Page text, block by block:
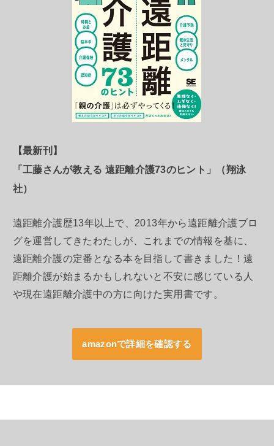
【最新刊】
「工藤さんが教える 遠距離介護73のヒント」（翔泳
社）
遠距離介護歴13年以上で、2013年から遠距離介護ブロ
グを運営してきたわたしが、これまでの情報を基に、
遠距離介護の定番となる本を目指して書きました！遠
距離介護が始まるかもしれないと不安に感じている人
や現在遠距離介護中の方に向けた実用書です。
amazonで詳細を確認する